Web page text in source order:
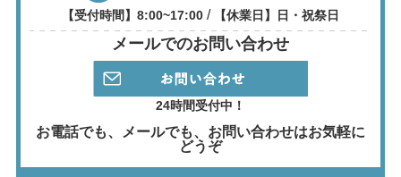
【受付時間】8:00~17:00 / 【休業日】日・祝祭日
メールでのお問い合わせ
24時間受付中！
お電話でも、メールでも、 お問い合わせはお気軽に
どうぞ